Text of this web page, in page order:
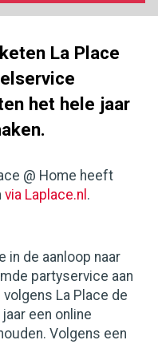
La Place
het hele jaar
@ Home heeft
via Laplace.nl .
in de aanloop naar
partyservice aan
La Place de
een online
Volgens een